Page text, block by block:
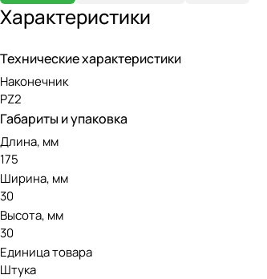
Характеристики
Технические характеристики
Наконечник
PZ2
Габариты и упаковка
Длина, мм
175
Ширина, мм
30
Высота, мм
30
Единица товара
Штука